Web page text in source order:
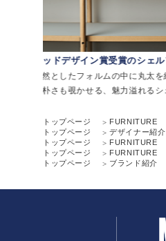
グッドデザイン賞受賞のシェ
整然としたフォルムの中に丸太
素朴さも覗かせる、魅力溢れるシ
トップページ FURNITURE
トップページ
デザイナー紹介
トップページ
FURNITURE
トップページ
FURNITURE
トップページ
ブランド紹介